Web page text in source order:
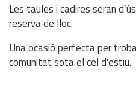
Les taules i cadires seran
reserva de lloc.
Una ocasió perfecta per
comunitat sota el cel d'estiu.